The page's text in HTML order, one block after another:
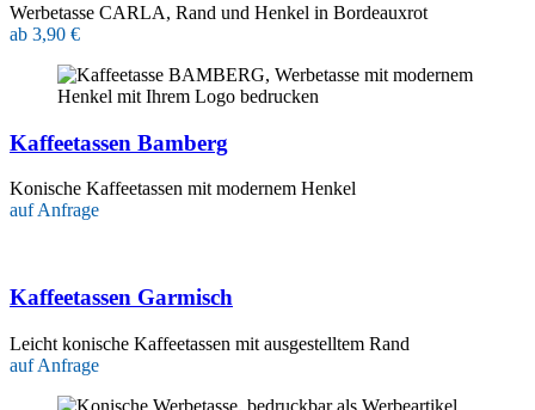
Werbetasse CARLA, Rand und Henkel in Bordeauxrot
ab 3,90 €
Kaffeetassen Bamberg
Konische Kaffeetassen mit modernem Henkel
auf Anfrage
Kaffeetassen Garmisch
Leicht konische Kaffeetassen mit ausgestelltem Rand
auf Anfrage